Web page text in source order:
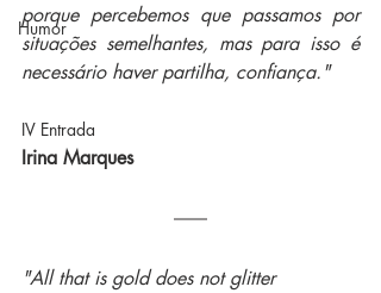
Humor
porque percebemos que passamos por
situações semelhantes, mas para isso é
necessário haver partilha, confiança."
IV Entrada
Irina Marques
"All that is gold does not glitter